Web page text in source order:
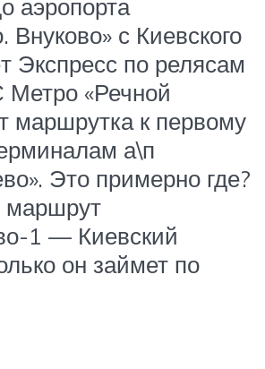
аэропорта
с Киевского
Экспресс по релясам
«Речной
маршрутка к первому
а\п
Это примерно где?
маршрут
1 — Киевский
он займет по